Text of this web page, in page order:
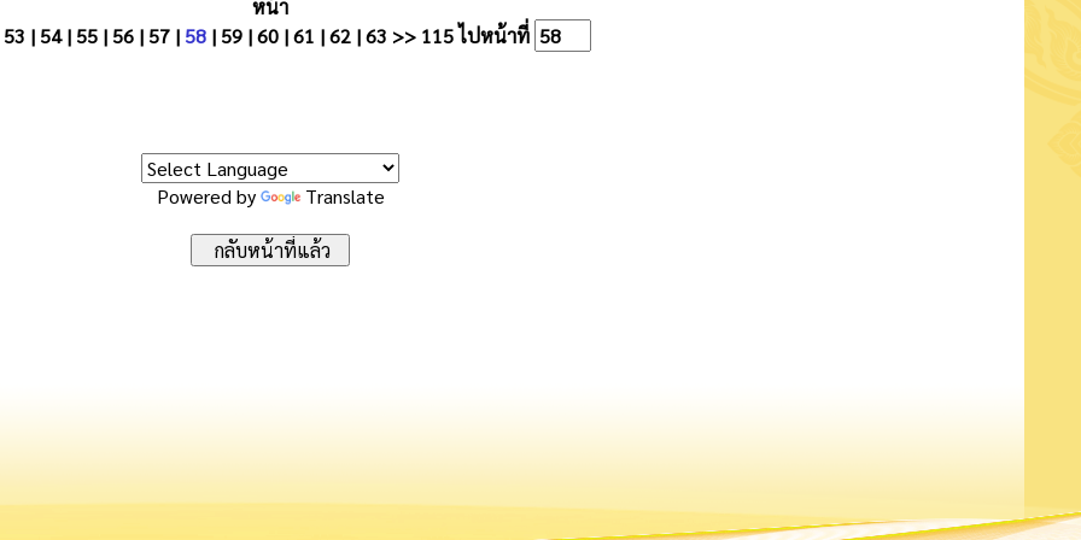
หน้า
53 | 54| 55 | 56 | 57 | 58 | 59 |60 |61 |62 |63 >> 115ไปหน้าที่
Powered by Translate